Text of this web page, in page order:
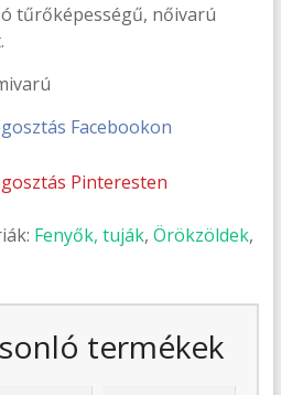
tűrőképességű, nőivarú
Facebookon
Pinteresten
Fenyők, tuják,Örökzöldek,
termékek